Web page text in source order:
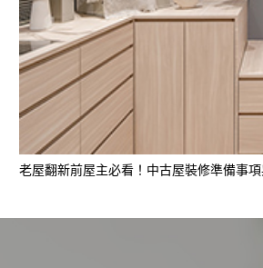
老屋翻新前屋主必看！中古屋裝修準備事